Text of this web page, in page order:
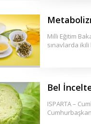
Milli Eğitim
sınavlarda
Bel
ISPARTA –